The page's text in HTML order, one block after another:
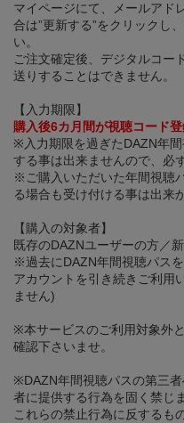
マイページにて、メールアド
合は”更新する”をクリックし
い。
ご注文確定後、デジタルコー
送りすることはできません。
【入力期限】
購入後6カ月間が視聴コード登
※入力期限を過ぎたDAZN年
する事は出来ませんので、必
※ご購入いただいた年間視聴
る場合も受け付ける事は出来
【購入の対象者】
既存のDAZNユーザーの方／
※過去にDAZN年間視聴パス
アカウントを引き続きご利用
ません)
※本サービスのご利用対象外
確認下さいませ。
※DAZN年間視聴パスの第三
者に提供する行為を固く禁じま
これらの禁止行為に反するも